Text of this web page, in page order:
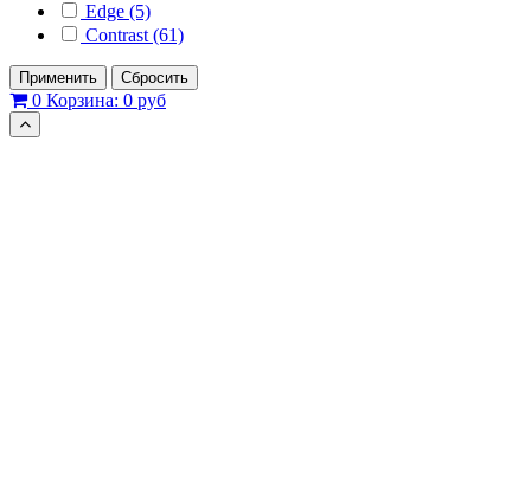
Edge (5)
Contrast (61)
Применить Сбросить
0 Корзина: 0 руб